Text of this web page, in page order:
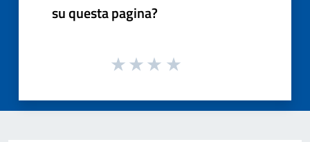
su questa pagina?